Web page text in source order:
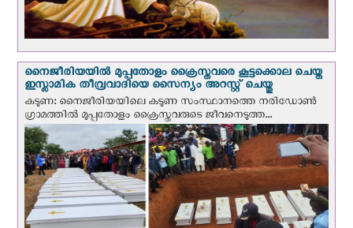
നൈജീരിയയില്‍ മുപ്പതോളം ക്രൈസ്തവരെ കൂട്ടക്കൊല ചെയ്ത
ഇസ്ലാമിക തീവ്രവാദിയെ സൈന്യം അറസ്റ്റ് ചെയ്തു
കടുണ: നൈജീരിയയിലെ കടുണ സംസ്ഥാനത്തെ നരിഡോൺ
ഗ്രാമത്തിൽ മുപ്പതോളം ക്രൈസ്തവരുടെ ജീവനെടുത്ത...